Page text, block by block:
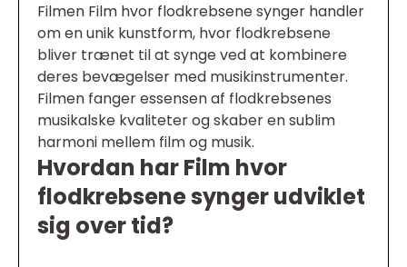
Filmen Film hvor flodkrebsene synger handler
om en unik kunstform, hvor flodkrebsene
bliver trænet til at synge ved at kombinere
deres bevægelser med musikinstrumenter.
Filmen fanger essensen af flodkrebsenes
musikalske kvaliteter og skaber en sublim
harmoni mellem film og musik.
Hvordan har Film hvor
flodkrebsene synger udviklet
sig over tid?